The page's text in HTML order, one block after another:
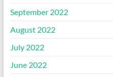
September 2022
August 2022
July 2022
June 2022